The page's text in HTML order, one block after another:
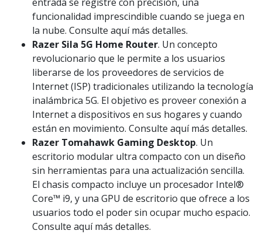
funcionalidad imprescindible cuando se juega en
la nube. Consulte aquí más detalles.
Razer Sila 5G Home Router. Un concepto
revolucionario que le permite a los usuarios
liberarse de los proveedores de servicios de
Internet (ISP) tradicionales utilizando la tecnología
inalámbrica 5G. El objetivo es proveer conexión a
Internet a dispositivos en sus hogares y cuando
están en movimiento. Consulte aquí más detalles.
Razer Tomahawk Gaming Desktop. Un
escritorio modular ultra compacto con un diseño
sin herramientas para una actualización sencilla.
El chasis compacto incluye un procesador Intel®
Core™ i9, y una GPU de escritorio que ofrece a los
usuarios todo el poder sin ocupar mucho espacio.
Consulte aquí más detalles.